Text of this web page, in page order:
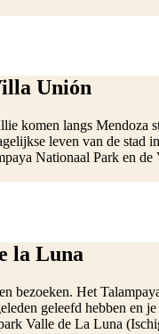
Unión
komen langs Mendoza
leven van de
Nationaal Park en de
la Luna
bezoeken. Het
geleefd hebben en
Valle de La Luna